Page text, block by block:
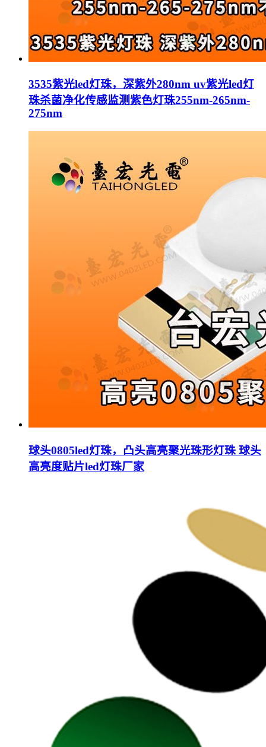
3535紫光led灯珠，深紫外280nm uv紫光led灯
珠杀菌净化传感监测紫色灯珠255nm-265nm-
275nm
球头0805led灯珠，凸头高亮聚光珠形灯珠 球头
高亮度贴片led灯珠厂家